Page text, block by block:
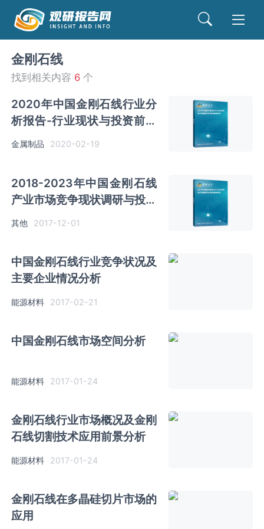
金刚石线
找到相关内容 6 个
2020年中国金刚石线行业分
析报告-行业现状与投资前景
预测
金属制品 2020-02-19
2018-2023年中国金刚石线
产业市场竞争现状调研与投资
前景规划预测报告
其他 2017-12-01
中国金刚石线行业竞争状况及
主要企业情况分析
能源材料 2017-02-21
中国金刚石线市场空间分析
能源材料 2017-01-24
金刚石线行业市场概况及金刚
石线切割技术应用前景分析
能源材料 2017-01-24
金刚石线在多晶硅切片市场的
应用